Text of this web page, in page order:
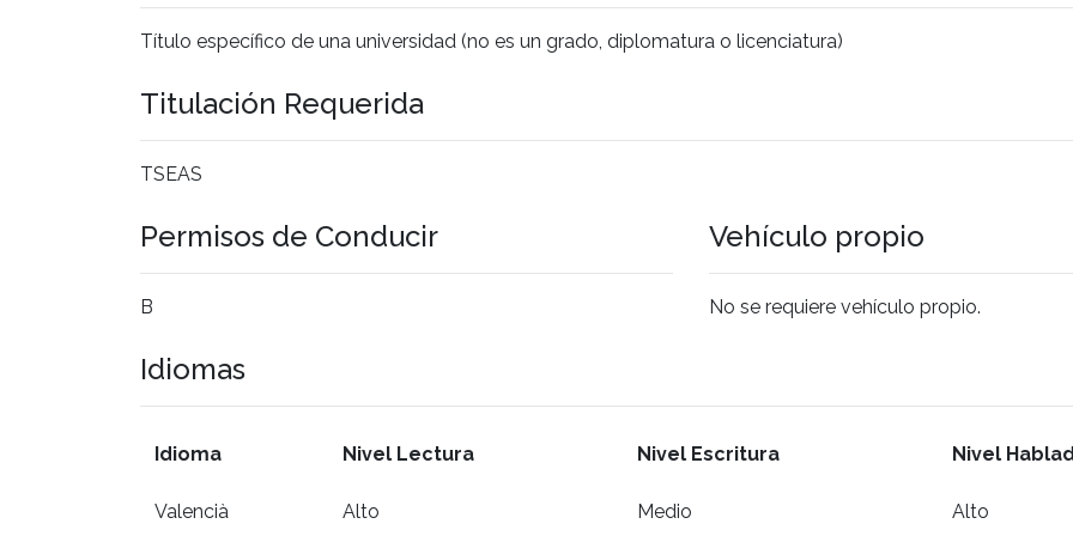
Título específico de una universidad (no es un grado, diplomatura o licenciatura)
Titulación Requerida
TSEAS
Permisos de Conducir
B
Vehículo propio
No se requiere vehículo propio.
Idiomas
Idioma Nivel Lectura Nivel Escritura Nivel
Valencià Alto Medio Alto